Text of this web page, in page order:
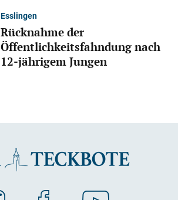
Esslingen
Rücknahme der
Öffentlichkeitsfahndung nach
12-jährigem Jungen